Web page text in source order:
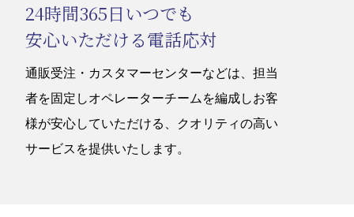
24時間365日いつでも
安心いただける電話応対
通販受注・カスタマーセンターなどは、担当
者を固定しオペレーターチームを編成しお客
様が安心していただける、クオリティの高い
サービスを提供いたします。